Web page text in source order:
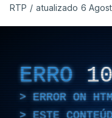
RTP / atualizado 6
ERRO
ERROR ON
ESTE